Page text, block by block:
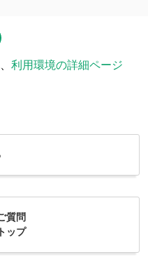
利用環境の詳細ページ
質問
ップ